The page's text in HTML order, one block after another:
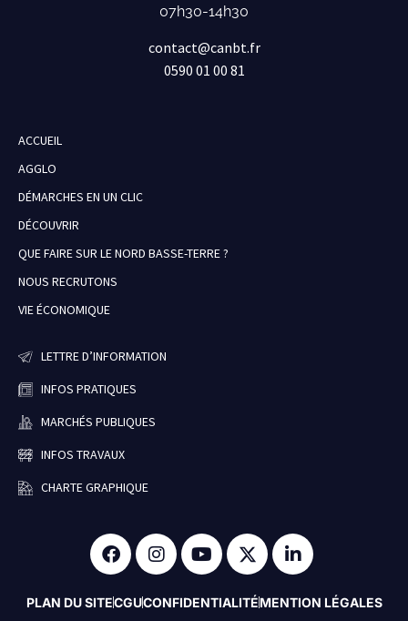
07h30-14h30
contact@canbt.fr
0590 01 00 81
ACCUEIL
AGGLO
DÉMARCHES EN UN CLIC
DÉCOUVRIR
QUE FAIRE SUR LE NORD BASSE-TERRE ?
NOUS RECRUTONS
VIE ÉCONOMIQUE
LETTRE D’INFORMATION
INFOS PRATIQUES
MARCHÉS PUBLIQUES
INFOS TRAVAUX
CHARTE GRAPHIQUE
PLAN DU SITECGUCONFIDENTIALITÉMENTION LÉGALES